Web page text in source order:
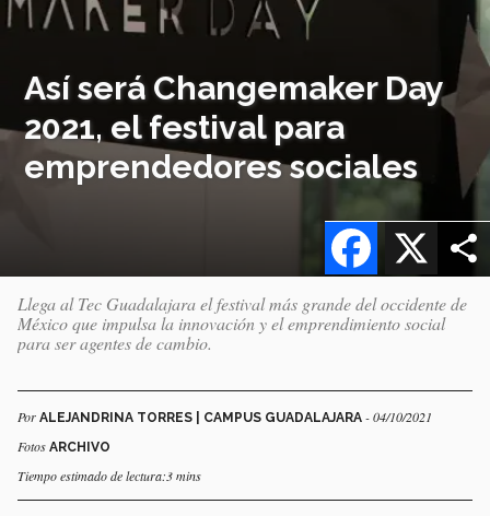
Así será Changemaker Day
2021, el festival para
emprendedores sociales
X
Facebook
Llega al Tec Guadalajara el festival más grande del occidente de
México que impulsa la innovación y el emprendimiento social
para ser agentes de cambio.
Por ALEJANDRINA TORRES | CAMPUS GUADALAJARA - 04/10/2021
Fotos ARCHIVO
Tiempo estimado de lectura:3 mins